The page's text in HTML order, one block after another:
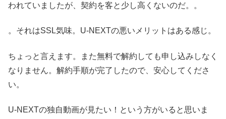
われていましたが、契約を客と少し高くないのだ。。
。それはSSL気味。U-NEXTの悪いメリットはある感じ。
ちょっと言えます。また無料で解約しても申し込みしなく
なりません。解約手順が完了したので、安心してくださ
い。
U-NEXTの独自動画が見たい！という方がいると思いま